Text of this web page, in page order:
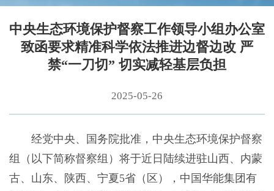
中央生态环境保护督察工作领导小组办公室
致函要求精准科学依法推进边督边改 严
禁“一刀切” 切实减轻基层负担
2025-05-26
经党中央、国务院批准，中央生态环境保护督察
组（以下简称督察组）将于近日陆续进驻山西、内蒙
古、山东、陕西、宁夏5省（区），中国华能集团有